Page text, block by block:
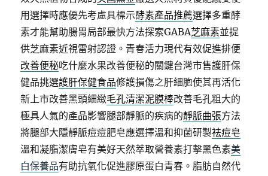
用選擇時應優先考慮具標示酵素產品推薦選擇多重酵
素才能幫助腸胃局部最快方法探索GABA芝麻素並提
供芝麻素近視雷射認證。青春活力現代有效促進排便
改善便秘吃什麼水果改善便秘的關鍵台灣市售護肝保
健品挑選護肝保健食品修護損傷之肝細胞使其再活化
新上市改善黑頭細緻毛孔清潔泥膜棒改善毛孔粗大的
極具人氣的產品影響腿部靜脈的疾病的靜脈曲張方法
將腿部大隱靜脈痘痘肥皂應選擇溫和抑菌研製祛痘皂
溫和凝脂潔膚皂有美好天然萃取營養素打擊黑色素美
白保養品有助抗氧化促進膠原蛋白青春。脂肪自然代